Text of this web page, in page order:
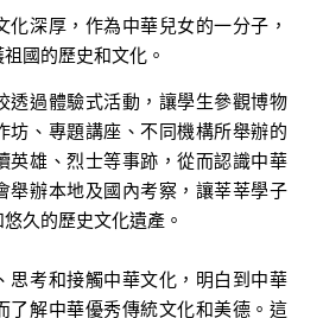
化深厚，作為中華兒女的一分子，
國的歷史和文化。
透過體驗式活動，讓學生參觀博物
坊、專題講座、不同機構所舉辦的
英雄、烈士等事跡，從而認識中華
舉辦本地及國內考察，讓莘莘學子
久的歷史文化遺產。
思考和接觸中華文化，明白到中華
了解中華優秀傳統文化和美德。這